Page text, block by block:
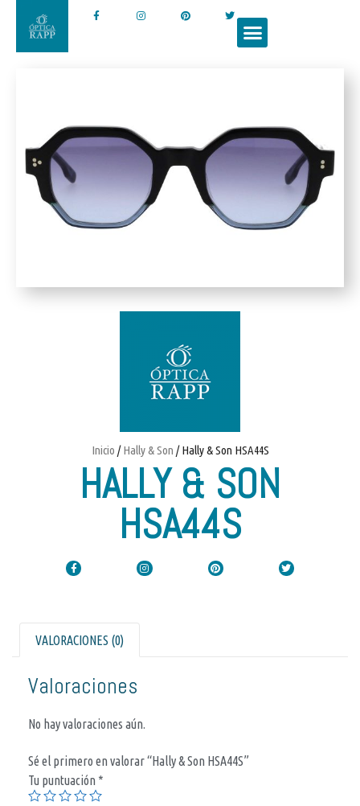
Inicio /Hally & Son / Hally & Son HSA44S
HALLY & SON
HSA44S
VALORACIONES (0)
Valoraciones
No hay valoraciones aún.
Sé el primero en valorar “Hally & Son HSA44S”
Tu puntuación *